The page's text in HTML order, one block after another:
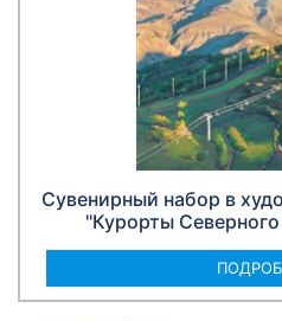
Сувенирный набор в
"Курорты